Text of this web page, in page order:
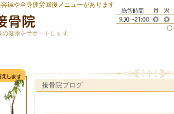
鍼や全身疲労回復メニューがあります
健康をサポートします
接骨院ブログ